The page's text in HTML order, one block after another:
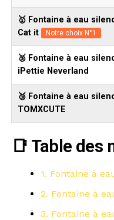
🥇 Fontaine à eau
Cat it
Notre choix N°1
🥈 Fontaine à eau
iPettie Neverland
🥉 Fontaine à eau
TOMXCUTE
📑 Table des
1. Fontaine à
2. Fontaine à
3. Fontaine à